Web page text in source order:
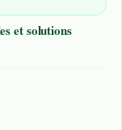
et solutions